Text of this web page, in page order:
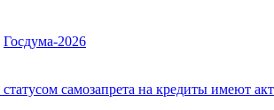
Госдума-2026
статусом самозапрета на кредиты имеют